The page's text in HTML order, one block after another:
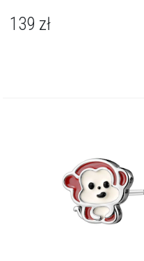
139 zł